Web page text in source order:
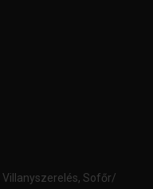
Villanyszerelés, Sofőr/